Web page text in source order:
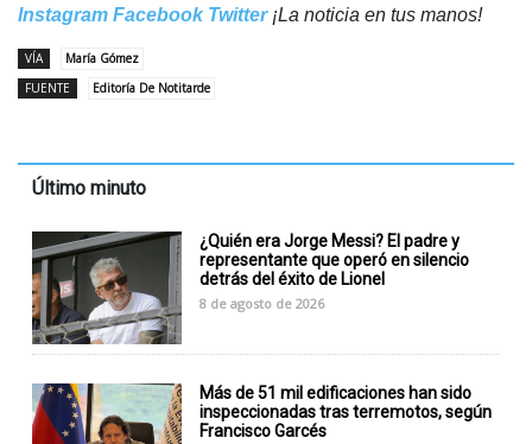
Instagram Facebook Twitter¡La noticia en tus manos!
VÍA
María Gómez
FUENTE
Editoría De Notitarde
Último minuto
¿Quién era Jorge Messi? El padre y
representante que operó en silencio
detrás del éxito de Lionel
8 de agosto de 2026
Más de 51 mil edificaciones han sido
inspeccionadas tras terremotos, según
Francisco Garcés